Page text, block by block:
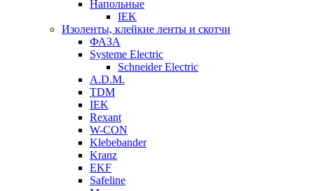
Напольные
IEK
Изоленты, клейкие ленты и скотчи
ФАЗА
Systeme Electric
Schneider Electric
A.D.M.
TDM
IEK
Rexant
W-CON
Klebebander
Kranz
EKF
Safeline